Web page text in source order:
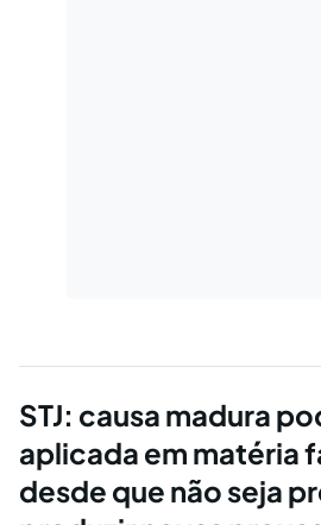
STJ: causa madura
aplicada em matéria
desde que não seja